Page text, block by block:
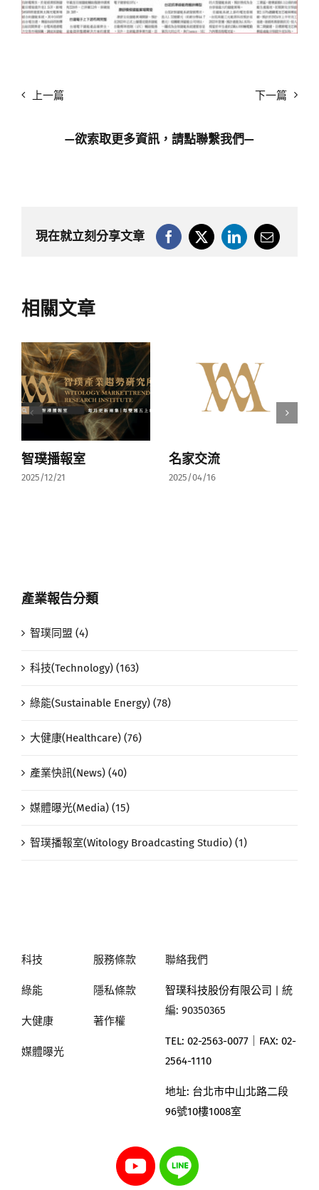
上一篇 下一篇
—欲索取更多資訊，請點聯繫我們—
現在就立刻分享文章
相關文章
智璞播報室
2025/12/21
名家交流
2025/04/16
產業報告分類
智璞同盟 (4)
科技(Technology) (163)
綠能(Sustainable Energy) (78)
大健康(Healthcare) (76)
產業快訊(News) (40)
媒體曝光(Media) (15)
智璞播報室(Witology Broadcasting Studio) (1)
科技
綠能
大健康
媒體曝光
服務條款
隱私條款
著作權
聯絡我們
智璞科技股份有限公司 | 統
編: 90350365
TEL: 02-2563-0077｜ FAX: 02-
2564-1110
地址: 台北市中山北路二段
96號10樓1008室